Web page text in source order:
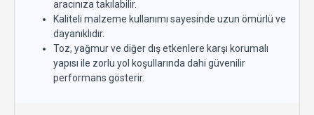
aracınıza takılabilir.
Kaliteli malzeme kullanımı sayesinde uzun ömürlü ve
dayanıklıdır.
Toz, yağmur ve diğer dış etkenlere karşı korumalı
yapısı ile zorlu yol koşullarında dahi güvenilir
performans gösterir.